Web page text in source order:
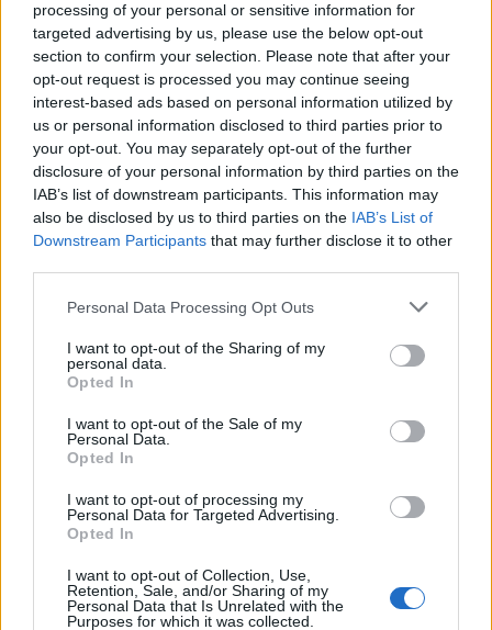
processing of your personal or sensitive information for
targeted advertising by us, please use the below opt-out
section to confirm your selection. Please note that after your
opt-out request is processed you may continue seeing
interest-based ads based on personal information utilized by
us or personal information disclosed to third parties prior to
your opt-out. You may separately opt-out of the further
disclosure of your personal information by third parties on the
IAB’s list of downstream participants. This information may
also be disclosed by us to third parties on the IAB’s List of
Downstream Participants that may further disclose it to other
Please note that this website/app uses one or more Google
not limited to your visit or usage behaviour. You may click to
grant or deny consent to Google and its third-party tags to
use your data for below specified purposes in below Google
consent section.
Personal Data Processing Opt Outs
I want to opt-out of the Sharing of my
personal data.
Opted In
I want to opt-out of the Sale of my
Personal Data.
Opted In
I want to opt-out of processing my
Personal Data for Targeted Advertising.
Opted In
I want to opt-out of Collection, Use,
Retention, Sale, and/or Sharing of my
Personal Data that Is Unrelated with the
Purposes for which it was collected.
Platina támogató
Arany támogató